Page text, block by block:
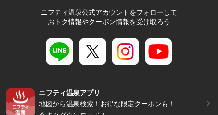
ニフティ温泉公式アカウントをフォローして
おトク情報やクーポン情報を受け取ろう
ニフティ温泉アプリ
地図から温泉検索！お得な限定クーポンも！